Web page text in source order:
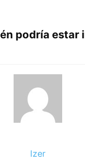
podría estar
Izer